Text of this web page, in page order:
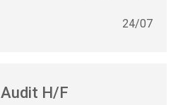
24/07
H/F